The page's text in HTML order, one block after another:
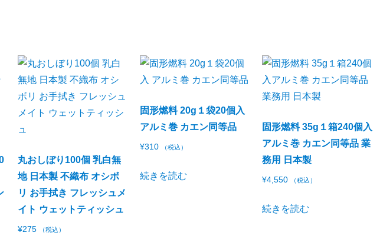
丸おしぼり100個 乳白無
地 日本製 不織布 オシボ
リ お手拭き フレッシュメ
イト ウェットティッシュ
¥275 （税込）
固形燃料 20g１袋20個入
アルミ巻 カエン同等品
¥310 （税込）
続きを読む
固形燃料 35g１箱240個入
アルミ巻 カエン同等品 業
務用 日本製
¥4,550 （税込）
続きを読む